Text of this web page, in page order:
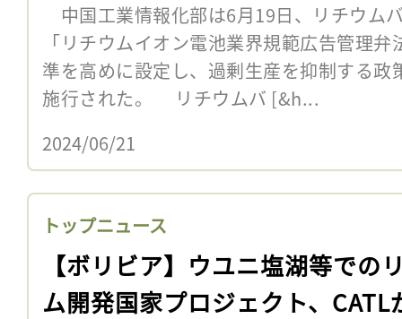
中国工業情報化部は6月19日、リチウム
「リチウムイオン電池業界規範広告管理
準を高めに設定し、過剰生産を抑制する
施行された。 リチウムバ [&h...
2024/06/21
トップニュース
【ボリビア】ウユニ塩湖等での
ム開発国家プロジェクト、CATL